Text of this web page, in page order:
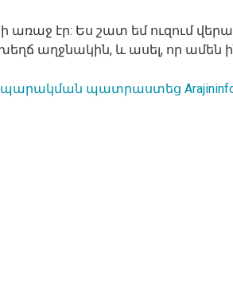
էր: Ես շատ եմ ուզում
աղջնակին, և ասել, որ ամեն
պատրաստեց